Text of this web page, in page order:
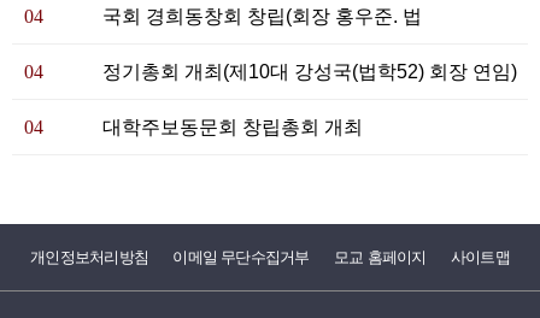
04 국회 경희동창회 창립(회장 홍우준. 법
04 정기총회 개최(제10대 강성국(법학52) 회장 연임)
04 대학주보동문회 창립총회 개최
개인정보처리방침 이메일 무단수집거부 모교 홈페이지 사이트맵